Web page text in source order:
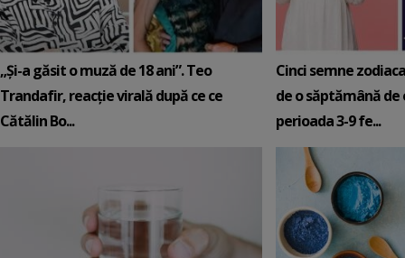
„Și-a găsit o muză de 18 ani”. Teo
Trandafir, reacție virală după ce ce
Cătălin Bo...
Cinci semne
de o săptămână de
perioada 3-9 fe...